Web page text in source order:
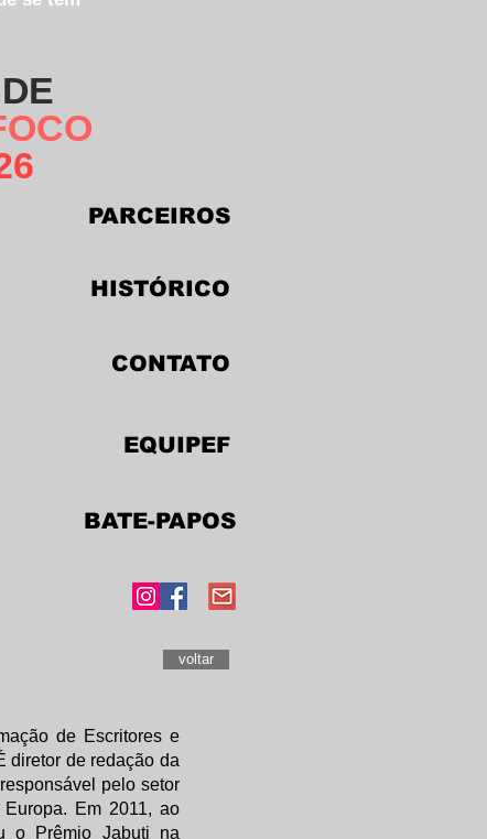
PARCEIROS
HISTÓRICO
CONTATO
EQUIPEF
BATE-PAPOS
voltar
de Escritores e
diretor de redação da
pelo setor
Em 2011, ao
o Prêmio Jabuti na